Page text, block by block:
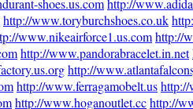
shoes.us.comhttp://
http://www.toryburchshoes.co.uk
www.nikeairforce1.us.comhttp://
http://www.pandorabracelet.in.net
http://
http://www.ferragamobelt.ushttp://
http://www.hoganoutlet.cchttp://